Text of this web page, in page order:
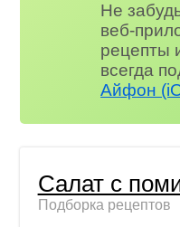
Не
веб-
рецепты
всегда
Айфон
Салат с
Подборка рецептов